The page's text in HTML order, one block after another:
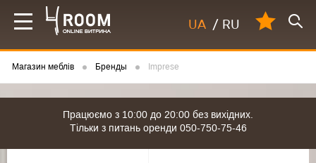
UA / RU
Магазин меблів Бренды Imprese
Працюємо з 10:00 до 20:00 без вихідних.
Тільки з питань оренди 050-750-75-46